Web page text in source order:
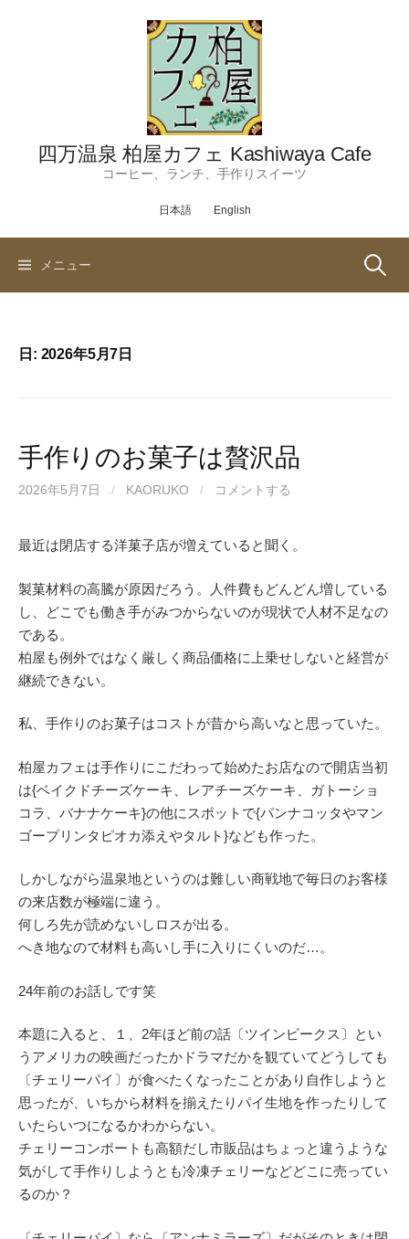
四万温泉 柏屋カフェ Kashiwaya Cafe
コーヒー、ランチ、手作りスイーツ
日本語 English
メニュー 検
日: 2026年5月7日
手作りのお菓子は贅沢品
2026年5月7日 / KAORUKO / コメントする
最近は閉店する洋菓子店が増えていると聞く。
製菓材料の高騰が原因だろう。人件費もどんどん増している
し、どこでも働き手がみつからないのが現状で人材不足なの
である。
柏屋も例外ではなく厳しく商品価格に上乗せしないと経営が
継続できない。
私、手作りのお菓子はコストが昔から高いなと思っていた。
柏屋カフェは手作りにこだわって始めたお店なので開店当初
は{ベイクドチーズケーキ、レアチーズケーキ、ガトーショ
コラ、バナナケーキ}の他にスポットで{パンナコッタやマン
ゴープリンタピオカ添えやタルト}なども作った。
しかしながら温泉地というのは難しい商戦地で毎日のお客様
の来店数が極端に違う。
何しろ先が読めないしロスが出る。
へき地なので材料も高いし手に入りにくいのだ…。
24年前のお話しです笑
本題に入ると、１、2年ほど前の話〔ツインピークス〕とい
うアメリカの映画だったかドラマだかを観ていてどうしても
〔チェリーパイ〕が食べたくなったことがあり自作しようと
思ったが、いちから材料を揃えたりパイ生地を作ったりして
いたらいつになるかわからない。
チェリーコンポートも高額だし市販品はちょっと違うような
気がして手作りしようとも冷凍チェリーなどどこに売ってい
るのか？